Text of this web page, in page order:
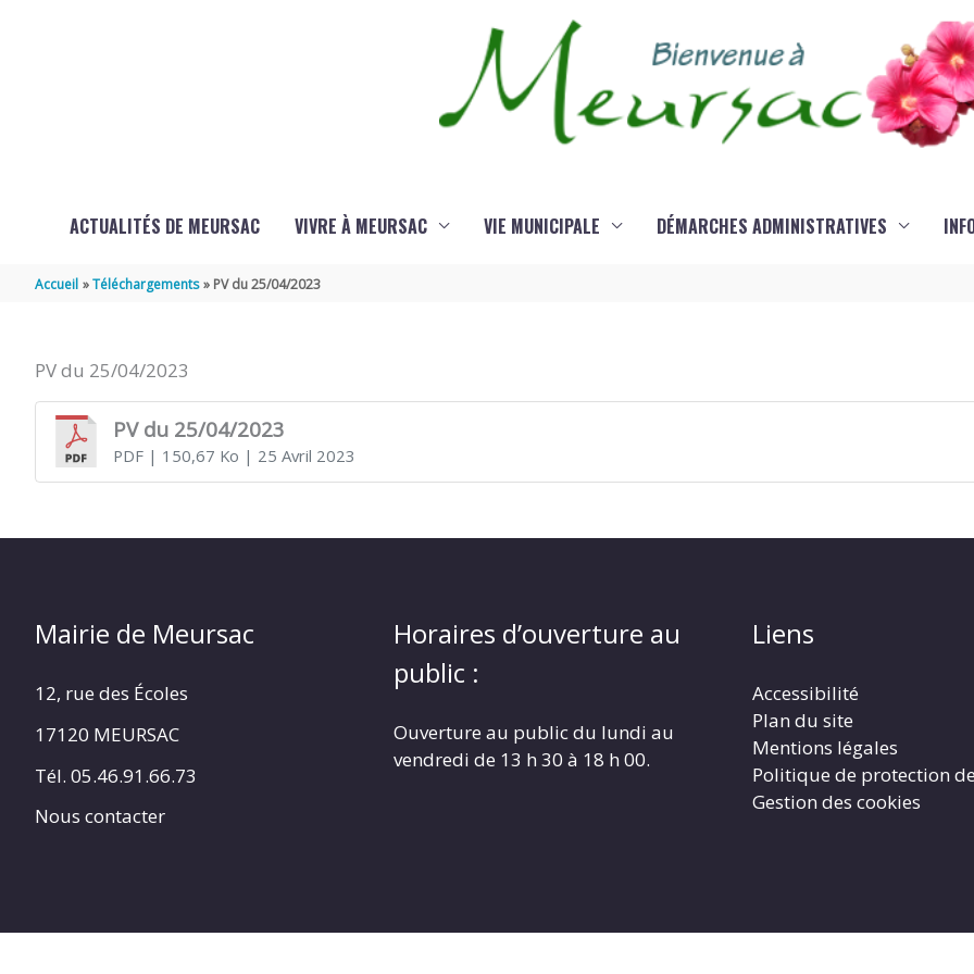
ACTUALITÉS DE MEURSAC VIVRE À MEURSAC VIE MUNICIPALE DÉMARCHES ADMINISTRATIVES
Accueil Téléchargements PV du 25/04/2023
PV du 25/04/2023
PV du 25/04/2023
PDF| 150,67 Ko | 25 Avril 2023
Mairie de Meursac
12, rue des Écoles
17120 MEURSAC
Tél. 05.46.91.66.73
Nous contacter
Horaires d’ouverture au
public :
Ouverture au public du lundi au
vendredi de 13 h 30 à 18 h 00.
Liens
Accessibilité
Plan du site
Mentions légales
Politique de protection
Gestion des cookies